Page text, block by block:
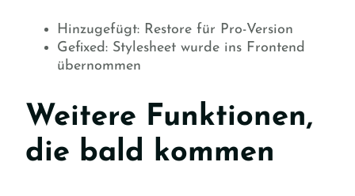
Hinzugefügt: Restore für Pro-Version
Gefixed: Stylesheet wurde ins Frontend
übernommen
Weitere Funktionen,
die bald kommen